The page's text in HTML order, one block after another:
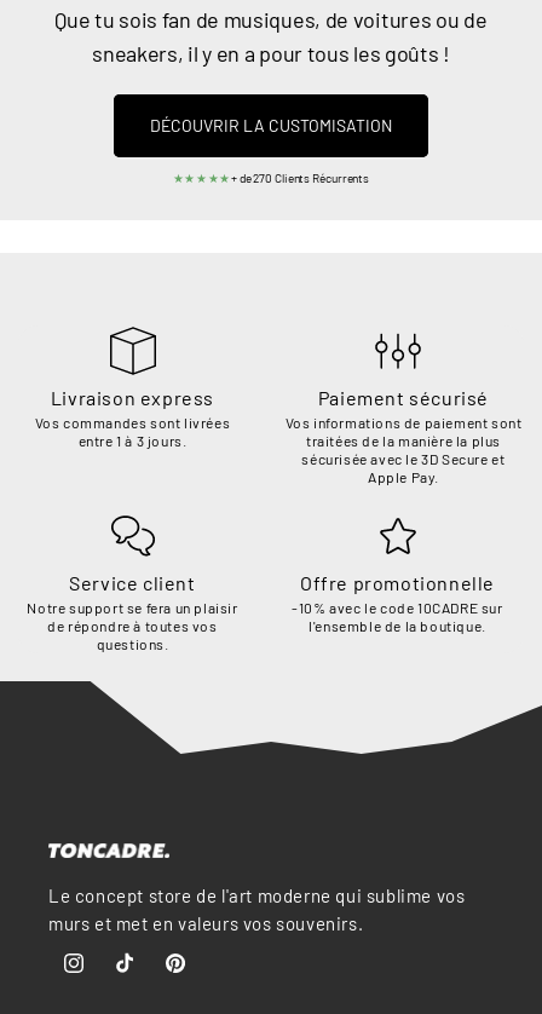
Que tu sois fan de musiques, de voitures ou de
sneakers, il y en a pour tous les goûts !
DÉCOUVRIR LA CUSTOMISATION
★★★★★+ de 270 Clients Récurrents
Livraison express
Vos commandes sont livrées
entre 1 à 3 jours.
Paiement sécurisé
Vos informations de paiement sont
traitées de la manière la plus
sécurisée avec le 3D Secure et
Apple Pay.
Service client
Notre support se fera un plaisir
de répondre à toutes vos
questions.
Offre promotionnelle
-10% avec le code 10CADRE sur
l'ensemble de la boutique.
Le concept store de l'art moderne qui sublime vos
murs et met en valeurs vos souvenirs.
InstagramTikTok Pinterest